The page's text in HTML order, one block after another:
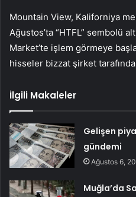
Mountain View, Kaliforniya
Ağustos’ta “HTFL” sembolü
Market’te işlem görmeye
hisseler bizzat şirket
İlgili Makaleler
Gelişen
gündemi
Ağustos 6,
Muğla’da